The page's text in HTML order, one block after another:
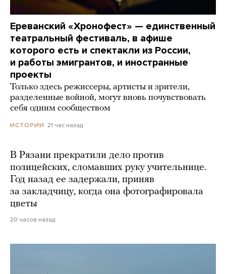
Ереванский «Хронофест» — единственный
театральный фестиваль, в афише
которого есть и спектакли из России,
и работы эмигрантов, и иностранные
проекты
Только здесь режиссеры, артисты и зрители,
разделенные войной, могут вновь почувствовать
себя одним сообществом
ИСТОРИИ 21 час назад
В Рязани прекратили дело против
полицейских, сломавших руку учительнице.
Год назад ее задержали, приняв
за закладчицу, когда она фотографировала
цветы
20 часов назад